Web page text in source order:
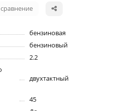
бензиновая
бензиновый
2.2
двухтактный
45